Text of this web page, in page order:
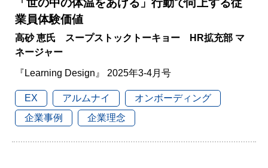
「世の中の体温をあげる」行動で向上する従
業員体験価値
高砂 恵氏 スープストックトーキョー HR拡充部 マ
ネージャー
『Learning Design』 2025年3-4月号
EX アルムナイ
オンボーディング
企業事例
企業理念